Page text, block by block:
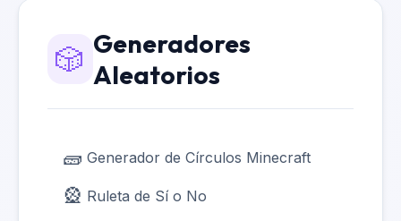
🎲 Generadores
Aleatorios
🧱 Generador de Círculos Minecraft
🎡 Ruleta de Sí o No